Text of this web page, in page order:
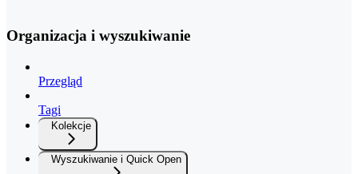
Organizacja i wyszukiwanie
Przegląd
Tagi
Kolekcje
Wyszukiwanie i Quick Open